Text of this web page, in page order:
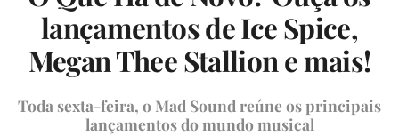
lançamentos de Ice Spice,
Megan Thee Stallion e mais!
Toda sexta-feira, o Mad Sound reúne os principais
lançamentos do mundo musical